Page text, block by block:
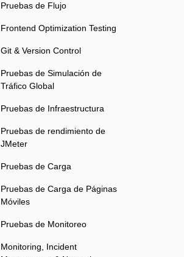
Pruebas de Flujo
Frontend Optimization Testing
Git & Version Control
Pruebas de Simulación de
Tráfico Global
Pruebas de Infraestructura
Pruebas de rendimiento de
JMeter
Pruebas de Carga
Pruebas de Carga de Páginas
Móviles
Pruebas de Monitoreo
Monitoring, Incident